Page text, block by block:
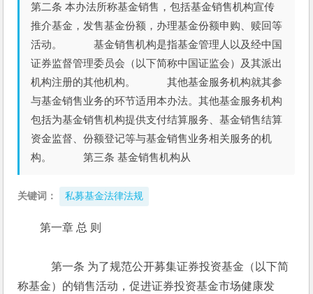
第二条 本办法所称基金销售，包括基金销售机构宣传
推介基金，发售基金份额，办理基金份额申购、赎回等
活动。 基金销售机构是指基金管理人以及经中国
证券监督管理委员会（以下简称中国证监会）及其派出
机构注册的其他机构。 其他基金服务机构就其参
与基金销售业务的环节适用本办法。其他基金服务机构
包括为基金销售机构提供支付结算服务、基金销售结算
资金监督、份额登记等与基金销售业务相关服务的机
构。 第三条 基金销售机构从
关键词： 私募基金法律法规
第一章 总 则
第一条 为了规范公开募集证券投资基金（以下简
称基金）的销售活动，促进证券投资基金市场健康发